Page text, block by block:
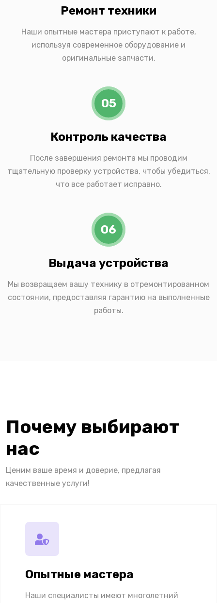
Ремонт техники
Наши опытные мастера приступают к работе,
используя современное оборудование и
оригинальные запчасти.
05
Контроль качества
После завершения ремонта мы проводим
тщательную проверку устройства, чтобы убедиться,
что все работает исправно.
06
Выдача устройства
Мы возвращаем вашу технику в отремонтированном
состоянии, предоставляя гарантию на выполненные
работы.
Почему выбирают
нас
Ценим ваше время и доверие, предлагая
качественные услуги!
Опытные мастера
Наши специалисты имеют многолетний